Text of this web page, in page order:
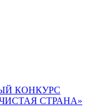
КОНКУРС
СТРАНА»